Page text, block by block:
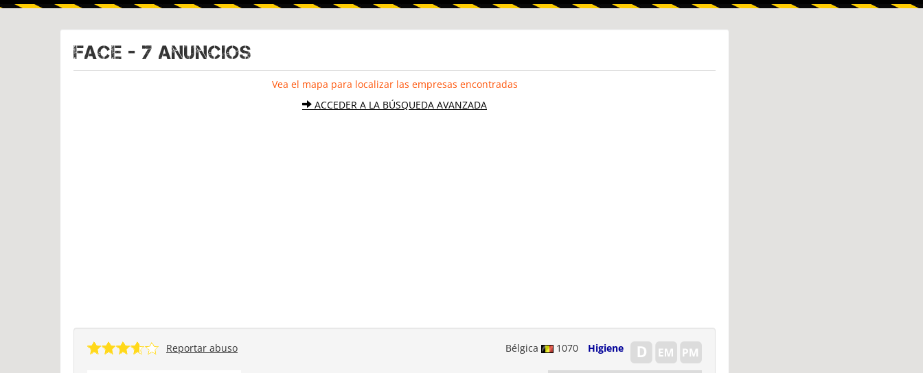
FACE - 7 Anuncios
Vea el mapa para localizar las empresas encontradas
ACCEDER A LA BÚSQUEDA AVANZADA
Bélgica 1070 Higiene
Reportar abuso